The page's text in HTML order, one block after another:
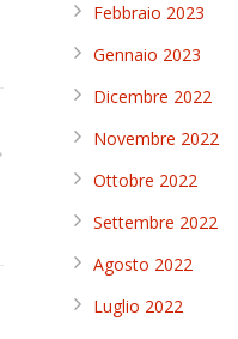
Febbraio 2023
Gennaio 2023
Dicembre 2022
Novembre 2022
Ottobre 2022
Settembre 2022
Agosto 2022
Luglio 2022